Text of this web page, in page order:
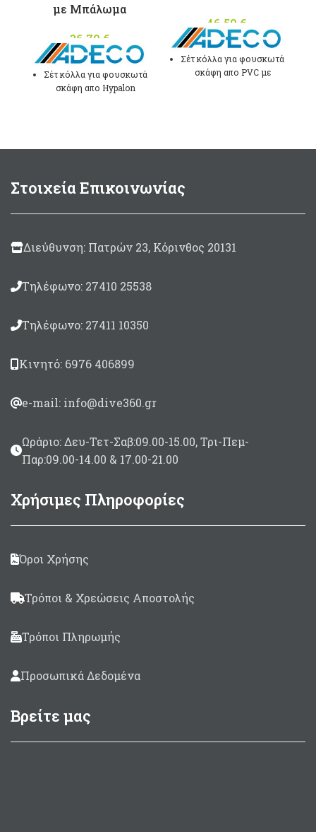
με Μπάλωμα
36,70 €
Σέτ κόλλα για φουσκωτά
σκάφη απο Hypalon
Στρογγυλό μπάλωμα
Συσκευασία 125ml.
46,50 €
Σέτ κόλλα για φουσκωτά
σκάφη απο PVC με
Στοιχεία Επικοινωνίας
Διεύθυνση: Πατρών 23, Κόρινθος 20131
Τηλέφωνο: 27410 25538
Τηλέφωνο: 27411 10350
Κινητό: 6976 406899
e-mail: info@dive360.gr
Ωράριο: Δευ-Τετ-Σαβ:09.00-15.00, Τρι-Πεμ-
Παρ:09.00-14.00 & 17.00-21.00
Χρήσιμες Πληροφορίες
Όροι Χρήσης
Τρόποι & Χρεώσεις Αποστολής
Τρόποι Πληρωμής
Προσωπικά Δεδομένα
Βρείτε μας